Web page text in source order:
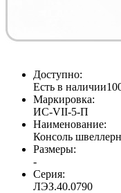
Доступно:
Есть в наличии
Маркировка:
ИС-VII-5-П
Наименование:
Консоль
Размеры:
-
Серия:
ЛЭЗ.40.0790